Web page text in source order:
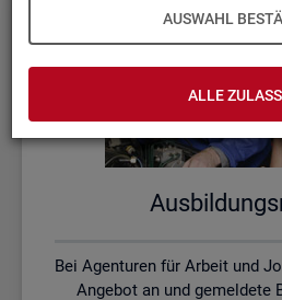
AUSWAHL
ALLE
Bei Agenturen für Arbeit und
Angebot an und gemeldete